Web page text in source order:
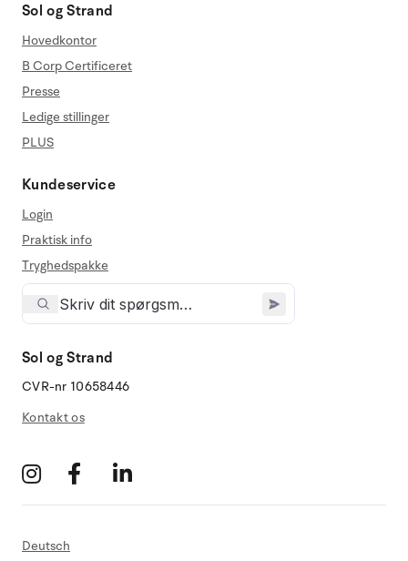
Sol og Strand
Hovedkontor
B Corp Certificeret
Presse
Ledige stillinger
PLUS
Kundeservice
Login
Praktisk info
Tryghedspakke
Sol og Strand
CVR-nr 10658446
Kontakt os
Deutsch